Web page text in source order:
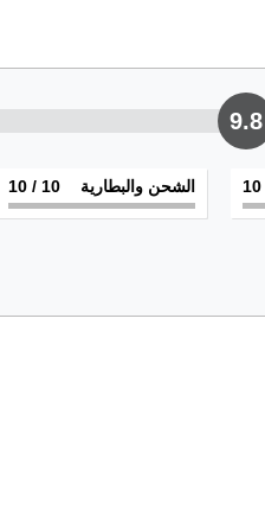
9.8
/ الشحن والبطارية 10
/ 10